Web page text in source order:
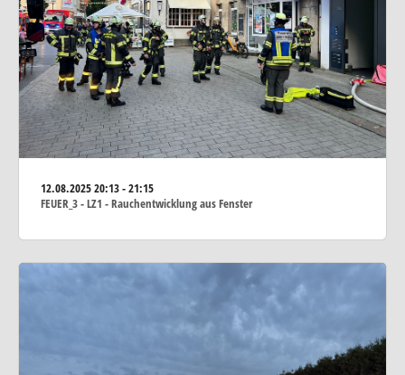
12.08.202520:13 - 21:15
FEUER_3 - LZ1 - Rauchentwicklung aus Fenster